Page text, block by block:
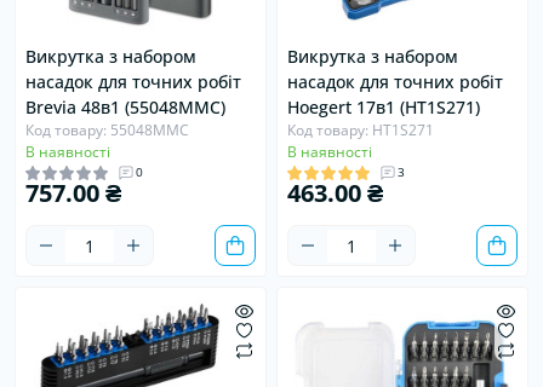
Викрутка з набором
насадок для точних робіт
Brevia 48в1 (55048MMC)
Код товару: 55048MMC
В наявності
0
757.00 ₴
Викрутка з набором
насадок для точних робіт
Hoegert 17в1 (HT1S271)
Код товару: HT1S271
В наявності
3
463.00 ₴